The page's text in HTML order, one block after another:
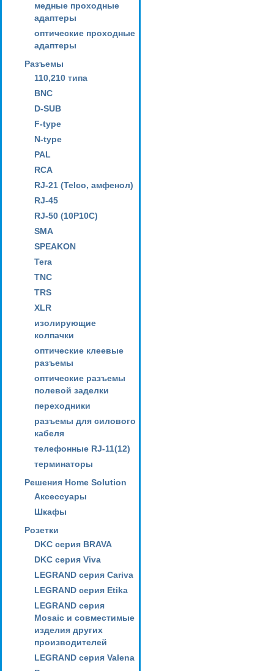
медные проходные
адаптеры
оптические проходные
адаптеры
Разъемы
110,210 типа
BNC
D-SUB
F-type
N-type
PAL
RCA
RJ-21 (Telco, амфенол)
RJ-45
RJ-50 (10P10C)
SMA
SPEAKON
Tera
TNC
TRS
XLR
изолирующие
колпачки
оптические клеевые
разъемы
оптические разъемы
полевой заделки
переходники
разъемы для силового
кабеля
телефонные RJ-11(12)
терминаторы
Решения Home Solution
Аксессуары
Шкафы
Розетки
DKC серия BRAVA
DKC серия Viva
LEGRAND серия Cariva
LEGRAND серия Etika
LEGRAND серия
Mosaic и совместимые
изделия других
производителей
LEGRAND серия Valena